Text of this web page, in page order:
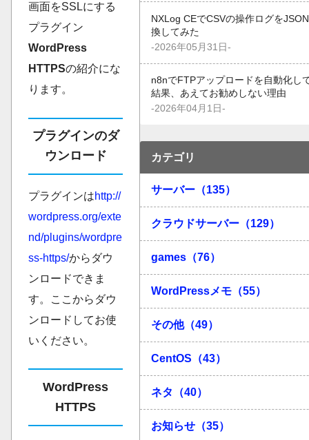
画面をSSLにする
プラグイン
WordPress
HTTPSの紹介にな
ります。
プラグインのダ
ウンロード
プラグインはhttp://
wordpress.org/exte
nd/plugins/wordpre
ss-https/からダウ
ンロードできま
す。ここからダウ
ンロードしてお使
いください。
WordPress
HTTPS
NXLog CEでCSVの操作ログを
換してみた
-2026年05月31日-
n8nでFTPアップロードを自動化し
結果、あえてお勧めしない理由
-2026年04月1日-
カテゴリ
サーバー（135）
クラウドサーバー（129）
games（76）
WordPressメモ（55）
その他（49）
CentOS（43）
ネタ（40）
お知らせ（35）